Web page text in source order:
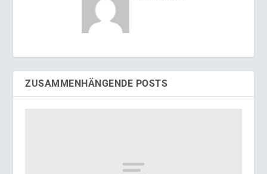
ZUSAMMENHÄNGENDE POSTS